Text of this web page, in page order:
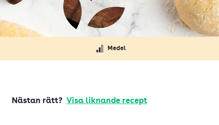
Medel
Nästan rätt? Visa liknande recept